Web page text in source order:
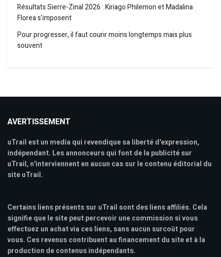
Résultats Sierre-Zinal 2026 : Kiriago Philemon et Madalina
Florea s’imposent
Pour progresser, il faut courir moins longtemps mais plus
souvent
AVERTISSEMENT
uTrail est un media qui revendique sa liberté d'expression,
indépendant. Les annonceurs qui font de la publicité sur
uTrail, n'interviennent en aucun cas sur le contenu éditorial du
site uTrail.
Certains liens présents sur uTrail sont des liens affiliés. Cela
signifie que le site peut percevoir une commission si vous
effectuez un achat via ces liens, sans aucun surcoût pour
vous. Ces revenus contribuent au financement du site et à la
production de contenus indépendants.